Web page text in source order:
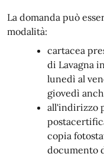
La domanda può
modalità:
cartacea
di Lavagna
lunedì al
giovedì
all'indirizzo
copia
documento